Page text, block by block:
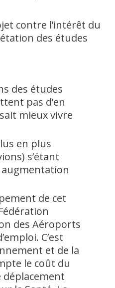
contre l’intérêt du
des études
des études
pas d’en
mieux vivre
en plus
s’étant
de cet
des Aéroports
C’est
et de la
le coût du
déplacement